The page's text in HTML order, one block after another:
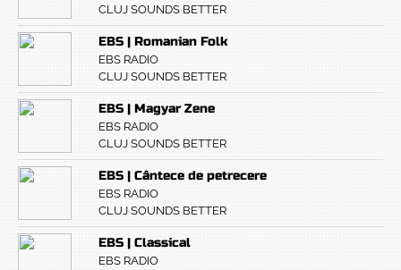
CLUJ SOUNDS BETTER
EBS | Romanian Folk
EBS RADIO
CLUJ SOUNDS BETTER
EBS | Magyar Zene
EBS RADIO
CLUJ SOUNDS BETTER
EBS | Cântece de petrecere
EBS RADIO
CLUJ SOUNDS BETTER
EBS | Classical
EBS RADIO